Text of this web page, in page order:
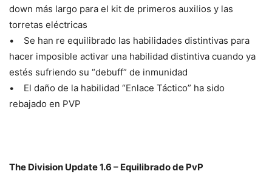
down más largo para el kit de primeros auxilios y las
torretas eléctricas
• Se han re equilibrado las habilidades distintivas para
hacer imposible activar una habilidad distintiva cuando ya
estés sufriendo su “debuff” de inmunidad
• El daño de la habilidad “Enlace Táctico” ha sido
rebajado en PVP
The Division Update 1.6 – Equilibrado de PvP